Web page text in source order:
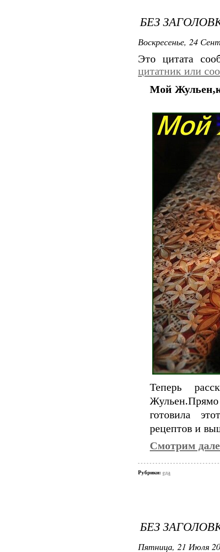
БЕЗ
Воскресенье, 24
Это цитата
цитатник или
Мой
Теперь
Жульен.Прямо
готовила
рецептов и
Смотрим
Рубрики: еда
БЕЗ
Пятница, 21 Июля